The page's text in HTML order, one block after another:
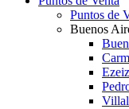
Puntos de
Buenos